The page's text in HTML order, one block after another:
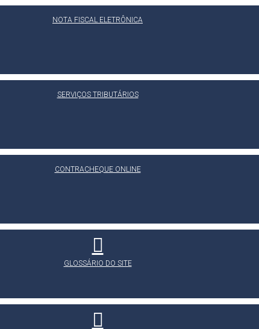
NOTA FISCAL ELETRÔNICA
SERVIÇOS TRIBUTÁRIOS
CONTRACHEQUE ONLINE
GLOSSÁRIO DO SITE